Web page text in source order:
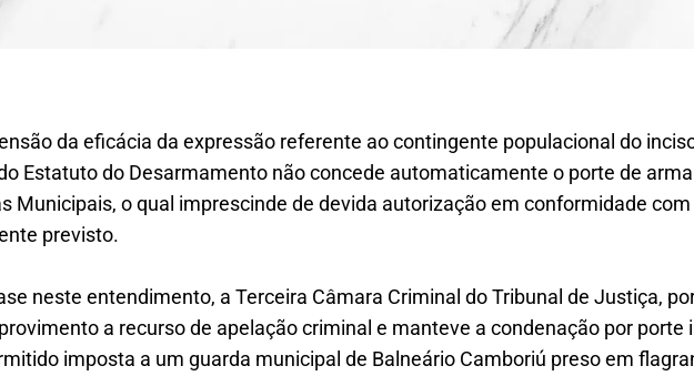
da eficácia da expressão referente ao contingente populacional do
Estatuto do Desarmamento não concede automaticamente o porte de
Municipais, o qual imprescinde de devida autorização em conformidade
previsto.
neste entendimento, a Terceira Câmara Criminal do Tribunal de Justiça,
a recurso de apelação criminal e manteve a condenação por porte
imposta a um guarda municipal de Balneário Camboriú preso em